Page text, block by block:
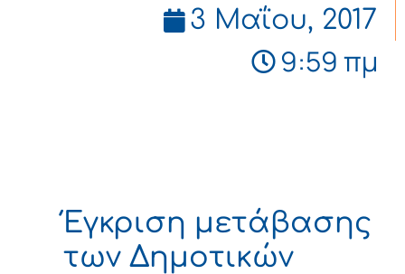
3 Μαΐου, 2017
9:59 πμ
Έγκριση μετάβασης
των Δημοτικών